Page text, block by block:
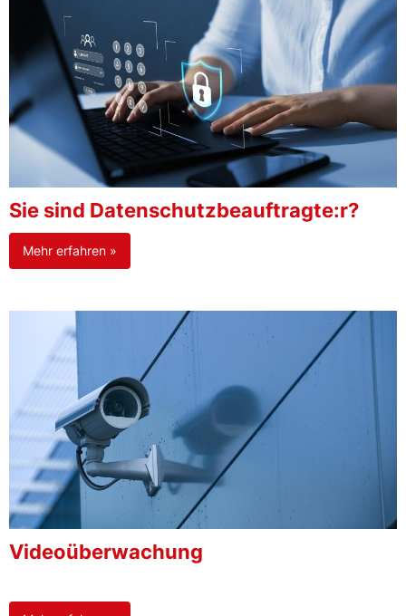
Sie sind Datenschutzbeauftragte:r?
Mehr erfahren »
Videoüberwachung